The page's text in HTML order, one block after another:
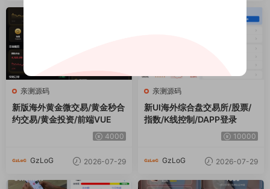
亲测源码
新版海外黄金微交易/黄金秒合
约交易/黄金投资/前端VUE
4000
GzLoG 2026-07-29
亲测源码
新UI海外综合盘交易所/股票/
指数/K线控制/DAPP登录
10000
GzLoG 2026-07-29